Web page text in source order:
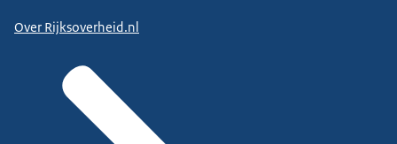
Over Rijksoverheid.nl